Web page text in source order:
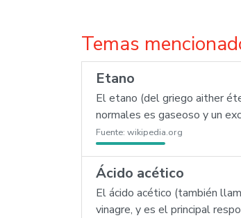
Temas
Etano
El etano (del griego aither
normales es gaseoso y un
Fuente: wikipedia.org
Ácido acético
El ácido acético (también
vinagre, y es el principal